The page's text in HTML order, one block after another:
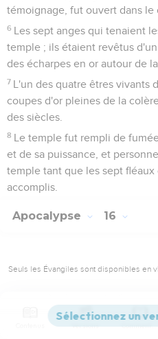
témoignage, fut ouvert dans le
6 Les sept anges qui tenaient
temple ; ils étaient revêtus
des écharpes en or autour de
7 L'un des quatre êtres vivants
coupes d'or pleines de la
des siècles.
8 Le temple fut rempli de
et de sa puissance, et
temple tant que les sept
accomplis.
Apocalypse 16
Seuls les Évangiles sont disponibles en
Les coupes de la
Puis j'entendis une voix forte
Versions Commentaires